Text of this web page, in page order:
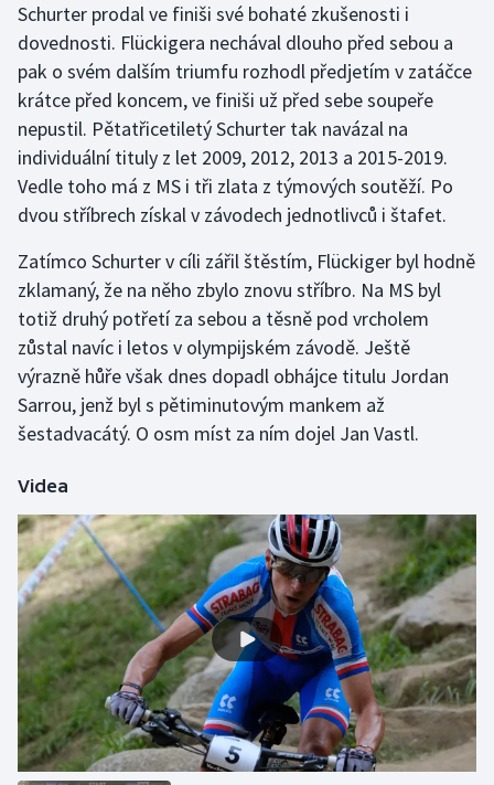
Ragby
Rychlobruslení
Rychlostní kanoistika
Short track
Sportovní střelba
Stolní tenis
Triatlon
Veslování
Volejbal
Ostatní
Schurter prodal ve finiši své bohaté zkušenosti i
dovednosti. Flückigera nechával dlouho před sebou a
pak o svém dalším triumfu rozhodl předjetím v zatáčce
krátce před koncem, ve finiši už před sebe soupeře
nepustil. Pětatřicetiletý Schurter tak navázal na
individuální tituly z let 2009, 2012, 2013 a 2015-2019.
Vedle toho má z MS i tři zlata z týmových soutěží. Po
dvou stříbrech získal v závodech jednotlivců i štafet.
Zatímco Schurter v cíli zářil štěstím, Flückiger byl hodně
zklamaný, že na něho zbylo znovu stříbro. Na MS byl
totiž druhý potřetí za sebou a těsně pod vrcholem
zůstal navíc i letos v olympijském závodě. Ještě
výrazně hůře však dnes dopadl obhájce titulu Jordan
Sarrou, jenž byl s pětiminutovým mankem až
šestadvacátý. O osm míst za ním dojel Jan Vastl.
Videa